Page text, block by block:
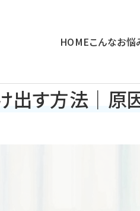
HOMEこんなお悩
す方法｜原